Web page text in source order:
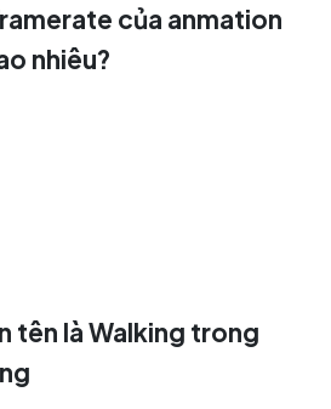
của anmation
nhiêu?
tên là Walking trong